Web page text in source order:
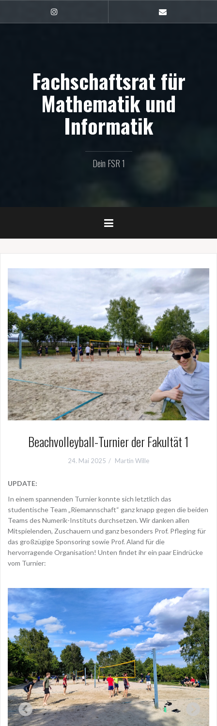
springen
FSR1
auf
E-
Mail
Fachschaftsrat für
Mathematik und
Informatik
Dein FSR 1
Beachvolleyball-Turnier der Fakultät 1
24. Mai 2025 Martin Wille
UPDATE:
In einem spannenden Turnier konnte sich letztlich das
studentische Team „Riemannschaft“ ganz knapp gegen die beiden
Teams des Numerik-Instituts durchsetzen. Wir danken allen
Mitspielenden, Zuschauern und ganz besonders Prof. Pfleging für
das großzügige Sponsoring sowie Prof. Aland für die
hervorragende Organisation! Unten findet ihr ein paar Eindrücke
vom Turnier: